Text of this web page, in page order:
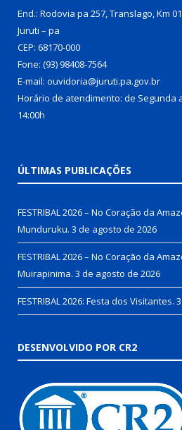
End.: Rodovia pa 257, Translago, Km
Juruti – pa
CEP: 68170-000
Fone: (93) 98408-7564
E-mail: ouvidoria@juruti.pa.gov.br
Horário de atendimento: de Segunda
14:00h
ÚLTIMAS PUBLICAÇÕES
FESTRIBAL 2026 – No Coração da
Munduruku. 3 de agosto de 2026
FESTRIBAL 2026 – No Coração da
Muirapinima. 3 de agosto de 2026
FESTRIBAL 2026: Festa dos Visitantes.
DESENVOLVIDO POR CR2